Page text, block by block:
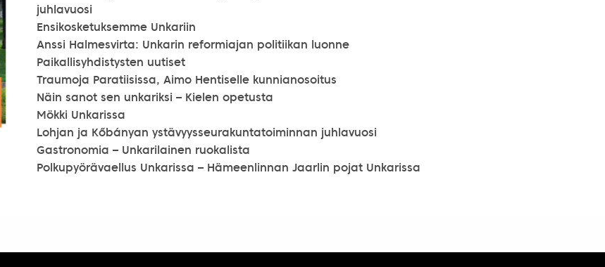
juhlavuosi
Ensikosketuksemme Unkariin
Anssi Halmesvirta: Unkarin reformiajan politiikan luonne
Paikallisyhdistysten uutiset
Traumoja Paratiisissa, Aimo Hentiselle kunnianosoitus
Näin sanot sen unkariksi – Kielen opetusta
Mökki Unkarissa
Lohjan ja Kőbányan ystävyysseurakuntatoiminnan juhlavuosi
Gastronomia – Unkarilainen ruokalista
Polkupyörävaellus Unkarissa – Hämeenlinnan Jaarlin pojat Unkarissa